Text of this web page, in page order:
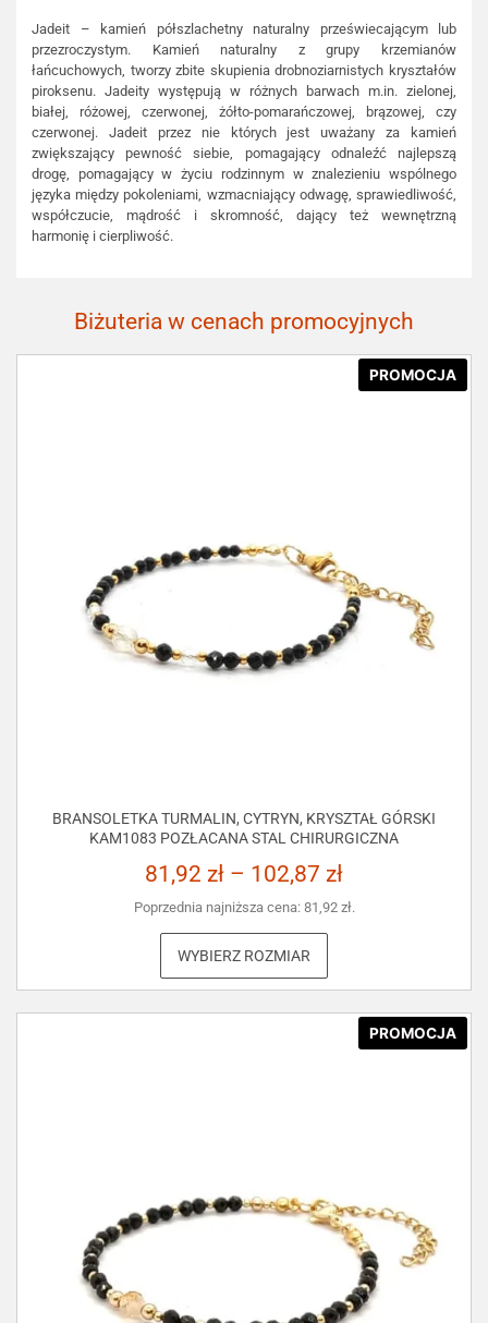
Jadeit – kamień półszlachetny naturalny przeświecającym lub
przezroczystym. Kamień naturalny z grupy krzemianów
łańcuchowych, tworzy zbite skupienia drobnoziarnistych kryształów
piroksenu. Jadeity występują w różnych barwach m.in. zielonej,
białej, różowej, czerwonej, żółto-pomarańczowej, brązowej, czy
czerwonej. Jadeit przez nie których jest uważany za kamień
zwiększający pewność siebie, pomagający odnaleźć najlepszą
drogę, pomagający w życiu rodzinnym w znalezieniu wspólnego
języka między pokoleniami, wzmacniający odwagę, sprawiedliwość,
współczucie, mądrość i skromność, dający też wewnętrzną
harmonię i cierpliwość.
Biżuteria w cenach promocyjnych
PROMOCJA
BRANSOLETKA TURMALIN, CYTRYN, KRYSZTAŁ GÓRSKI
KAM1083 POZŁACANA STAL CHIRURGICZNA
81,92 zł – 102,87 zł
Poprzednia najniższa cena: 81,92 zł.
WYBIERZ ROZMIAR
PROMOCJA